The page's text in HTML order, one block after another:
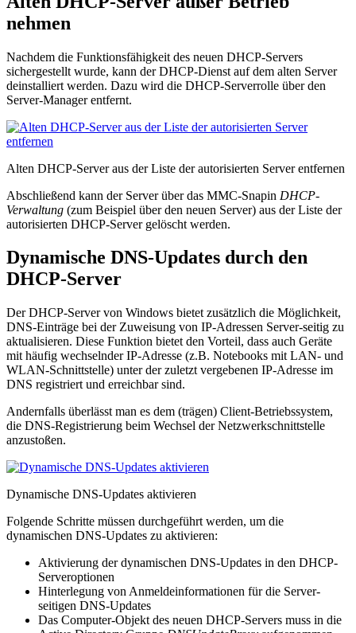
nehmen
Nachdem die Funktions­fähigkeit des neuen DHCP-Servers
sichergestellt wurde, kann der DHCP-Dienst auf dem alten Server
deinstalliert werden. Dazu wird die DHCP-Serverrolle über den
Server-Manager entfernt.
Alten DHCP-Server aus der Liste der autorisierten Server entfernen
Abschließend kann der Server über das MMC-Snapin DHCP-
Verwaltung (zum Beispiel über den neuen Server) aus der Liste der
autorisierten DHCP-Server gelöscht werden.
Dynamische DNS-Updates durch den
DHCP-Server
Der DHCP-Server von Windows bietet zusätzlich die Möglichkeit,
DNS-Einträge bei der Zuweisung von IP-Adressen Server-seitig zu
aktualisieren. Diese Funktion bietet den Vorteil, dass auch Geräte
mit häufig wechselnder IP-Adresse (z.B. Notebooks mit LAN- und
WLAN-Schnittstelle) unter der zuletzt vergebenen IP-Adresse im
DNS registriert und erreichbar sind.
Andernfalls überlässt man es dem (trägen) Client-Betriebssystem,
die DNS-Registrierung beim Wechsel der Netzwerk­schnittstelle
anzustoßen.
Dynamische DNS-Updates aktivieren
Folgende Schritte müssen durchgeführt werden, um die
dynamischen DNS-Updates zu aktivieren:
Aktivierung der dynamischen DNS-Updates in den DHCP-
Serveroptionen
Hinterlegung von Anmelde­informationen für die Server-
seitigen DNS-Updates
Das Computer-Objekt des neuen DHCP-Servers muss in die